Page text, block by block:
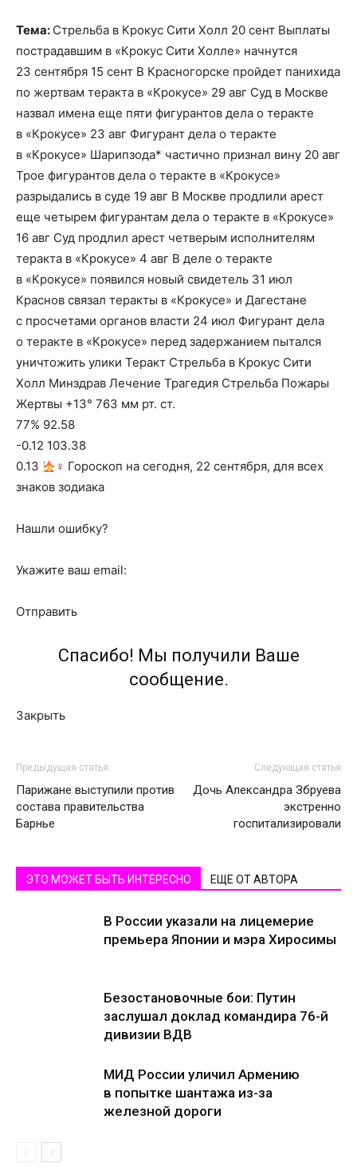
Тема: Стрельба в Крокус Сити Холл 20 сент Выплаты
пострадавшим в «Крокус Сити Холле» начнутся
23 сентября 15 сент В Красногорске пройдет панихида
по жертвам теракта в «Крокусе» 29 авг Суд в Москве
назвал имена еще пяти фигурантов дела о теракте
в «Крокусе» 23 авг Фигурант дела о теракте
в «Крокусе» Шарипзода* частично признал вину 20 авг
Трое фигурантов дела о теракте в «Крокусе»
разрыдались в суде 19 авг В Москве продлили арест
еще четырем фигурантам дела о теракте в «Крокусе»
16 авг Суд продлил арест четверым исполнителям
теракта в «Крокусе» 4 авг В деле о теракте
в «Крокусе» появился новый свидетель 31 июл
Краснов связал теракты в «Крокусе» и Дагестане
с просчетами органов власти 24 июл Фигурант дела
о теракте в «Крокусе» перед задержанием пытался
уничтожить улики Теракт Стрельба в Крокус Сити
Холл Минздрав Лечение Трагедия Стрельба Пожары
Жертвы +13° 763 мм рт. ст.
77% 92.58
-0.12 103.38
0.13
‍♀ Гороскоп на сегодня, 22 сентября, для всех
знаков зодиака
Нашли ошибку?
Укажите ваш email:
Отправить
Спасибо! Мы получили Ваше
сообщение.
Закрыть
Предыдущая статья
Парижане выступили против
состава правительства
Барнье
Следующая статья
Дочь Александра Збруева
экстренно
госпитализировали
ЭТО МОЖЕТ БЫТЬ ИНТЕРЕСНО ЕЩЕ ОТ АВТОРА
В России указали на лицемерие
премьера Японии и мэра Хиросимы
Безостановочные бои: Путин
заслушал доклад командира 76-й
дивизии ВДВ
МИД России уличил Армению
в попытке шантажа из-за
железной дороги